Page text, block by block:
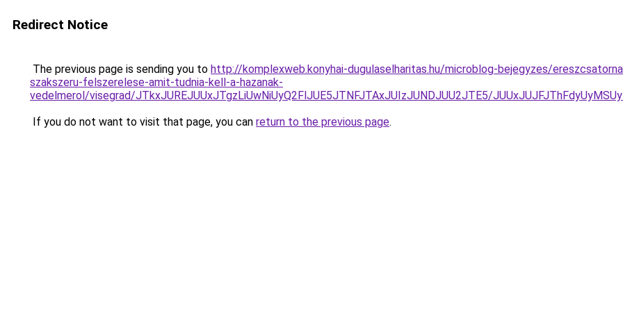
Redirect Notice
The previous page is sending you to http://komplexweb.konyhai-dugulaselharitas.hu/microblog-bejegyzes/
szakszeru-felszerelese-amit-tudnia-kell-a-hazanak-
vedelmerol/visegrad/JTkxJUREJUUxJTgzLiUwNiUyQ2FlJUE5JTNFJTAxJUIzJUNDJUU2JTE5/
If you do not want to visit that page, you can return to the previous page.